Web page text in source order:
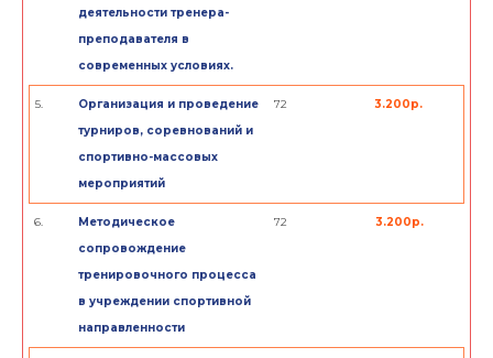
деятельности тренера-
преподавателя в
современных условиях.
5.
Организация и проведение
турниров, соревнований и
спортивно-массовых
мероприятий
72 3.200р.
6.
Методическое
сопровождение
тренировочного процесса
в учреждении спортивной
направленности
72 3.200р.